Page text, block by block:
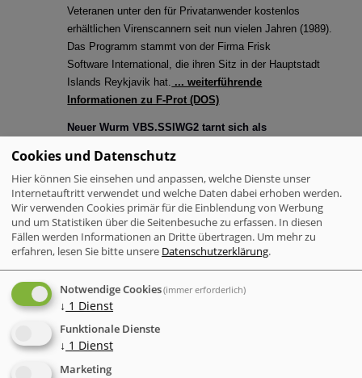
Veteranen unter den für Privatanwender kostenlos
erhältlichen Virenscannern seit nun vielen Jahren (1989).
Das Programm stammt von der Firma Frisk
Software International, die ihren Sitz in der Hauptstadt
Islands Reykjavik hat. ... weiterführende
Informationen zu F-Prot (DOS)
Neuer Wurm VBS.SSIWG2 tarnt sich als
Ein Wurm, der sich dem altbekannten "VBS.SST
(Kournikova Wurm)" ähnelt, wurde vereinzelt auch schon
in Deutschland gesichtet. Dabei gibt sich eine infizierte
E-Mail als Virenwarnung aus und trägt folgende
Merkmale....mehr
Warnung vor "Radarwarnung Report" (07.08.2001)
Mails im HTML-Format unter dem Betreff:
"Radarwarnung Report - Geld sparen" verschickt. Darin
enthalten ist ein Download-Link zu einer "Radarwar.exe",
die ein 0190-Dialer (3,63 DM) ist.
Cookies und Datenschutz
Hier können Sie einsehen und anpassen, welche Dienste unser
Internetauftritt verwendet und welche Daten dabei erhoben werden.
Wir verwenden Cookies primär für die Einblendung von Werbung
und um Statistiken über die Seitenbesuche zu erfassen. In diesen
Fällen werden Informationen an Dritte übertragen. Um mehr zu
erfahren, lesen Sie bitte unsere Datenschutzerklärung.
Notwendige Cookies(immer erforderlich)
↓ 1 Dienst
Funktionale Dienste
↓ 1 Dienst
Marketing